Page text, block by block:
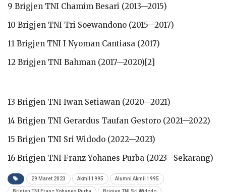
9 Brigjen TNI Chamim Besari (2013—2015)
10 Brigjen TNI Tri Soewandono (2015—2017)
11 Brigjen TNI I Nyoman Cantiasa (2017)
12 Brigjen TNI Bahman (2017—2020)[2]
13 Brigjen TNI Iwan Setiawan (2020—2021)
14 Brigjen TNI Gerardus Taufan Gestoro (2021—2022)
15 Brigjen TNI Sri Widodo (2022—2023)
16 Brigjen TNI Franz Yohanes Purba (2023—Sekarang)
29 Maret 2023 Akmil 1995 Alumni Akmil 1995